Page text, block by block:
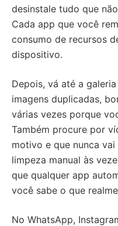
desinstale tudo que
Cada app que você
consumo de recursos
dispositivo.
Depois, vá até a
imagens duplicadas,
várias vezes porque
Também procure por
motivo e que nunca vai
limpeza manual às
que qualquer app
você sabe o que
No WhatsApp,